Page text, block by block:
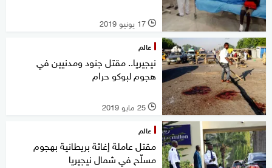
l 17 يونيو 2019
عالم
نيجيريا.. مقتل جنود ومدنيين في
هجوم لبوكو حرام
l 25 مايو 2019
عالم
مقتل عاملة إغاثة بريطانية بهجوم
مسلّح في شمال نيجيريا